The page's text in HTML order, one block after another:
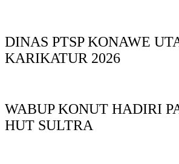
DINAS PTSP KONAWE
KARIKATUR 2026
WABUP KONUT HADIRI
HUT SULTRA